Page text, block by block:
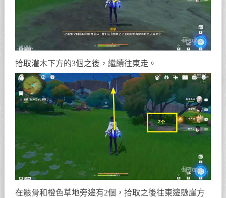
拾取灌木下方的3個之後，繼續往東走。
在骸骨和橙色草地旁邊有2個，拾取之後往東邊懸崖方